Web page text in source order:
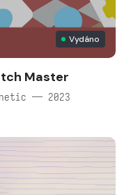
Vydáno
Master
— 2023